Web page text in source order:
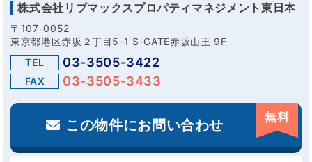
株式会社リブマックスプロパティマネジメント東日本
〒107-0052
東京都港区赤坂２丁目5-1 S-GATE赤坂山王 9F
TEL
03-3505-3422
FAX 03-3505-3433
この物件にお問い合わせ 無料